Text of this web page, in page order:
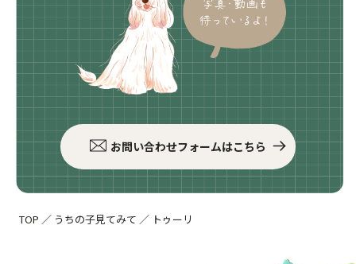
お問い合わせフォームはこちら
TOP ／ うちの子見てみて ／ トゥーリ